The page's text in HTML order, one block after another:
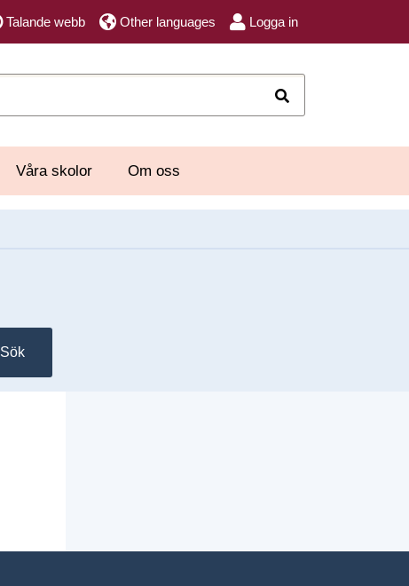
Talande webb Other languages Logga in
Våra skolor Om oss
Sök